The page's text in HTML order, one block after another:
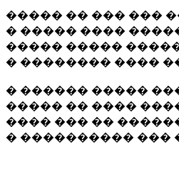
����� �� ��� ���
� ����� ����
����� �����
� �������� ����
� ������ �����
����� �� ����
���� ��� ��
� ���������� ���